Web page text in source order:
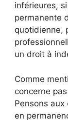
inférieures,
permanente
quotidienne,
un droit à
Comme
concerne
Pensons
en